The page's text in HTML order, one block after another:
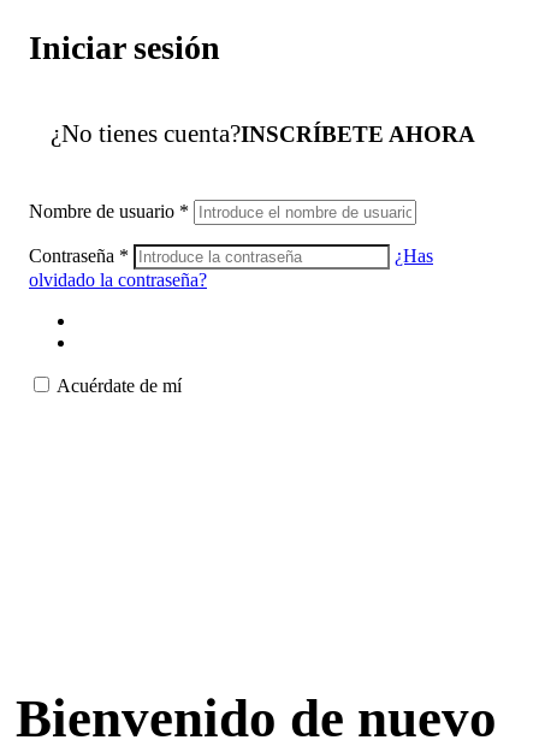
Iniciar sesión
¿No tienes cuenta?INSCRÍBETE AHORA
Nombre de usuario *
Contraseña *
¿Has
olvidado la contraseña?
Acuérdate de mí
Bienvenido de nuevo